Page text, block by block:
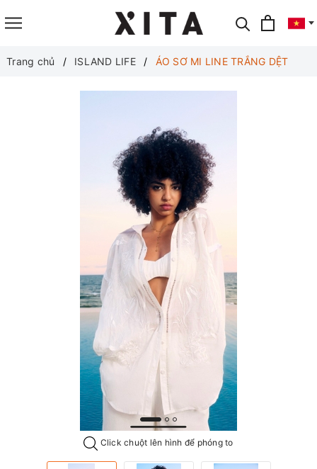
Translate
Trang chủ ISLAND LIFE ÁO SƠ MI LINE TRẮNG DỆT
Click chuột lên hình để phóng to